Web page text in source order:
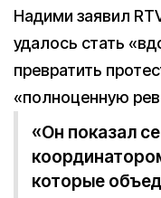
Надими заявил
удалось стать
превратить
«полноценную
«Он показал
которые